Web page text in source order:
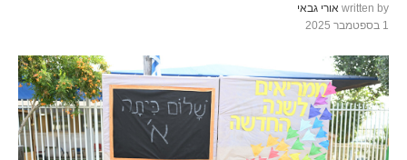
written by אורי גבאי
1 בספטמבר 2025